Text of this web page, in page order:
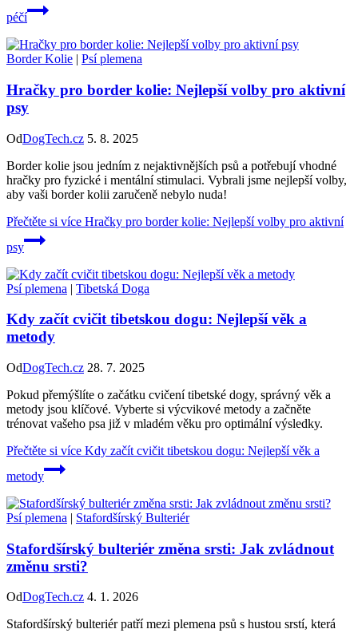
péčí
Border Kolie | Psí plemena
Hračky pro border kolie: Nejlepší volby pro aktivní
psy
OdDogTech.cz 5. 8. 2025
Border kolie jsou jedním z nejaktivnějších psů a potřebují vhodné
hračky pro fyzické i mentální stimulaci. Vybrali jsme nejlepší volby,
aby vaši border kolii zaručeně nebylo nuda!
Přečtěte si více Hračky pro border kolie: Nejlepší volby pro aktivní
psy
Psí plemena | Tibetská Doga
Kdy začít cvičit tibetskou dogu: Nejlepší věk a
metody
OdDogTech.cz 28. 7. 2025
Pokud přemýšlíte o začátku cvičení tibetské dogy, správný věk a
metody jsou klíčové. Vyberte si výcvikové metody a začněte
trénovat vašeho psa již v mladém věku pro optimální výsledky.
Přečtěte si více Kdy začít cvičit tibetskou dogu: Nejlepší věk a
metody
Psí plemena | Stafordšírský Bulteriér
Stafordšírský bulteriér změna srsti: Jak zvládnout
změnu srsti?
OdDogTech.cz 4. 1. 2026
Stafordšírský bulteriér patří mezi plemena psů s hustou srstí, která